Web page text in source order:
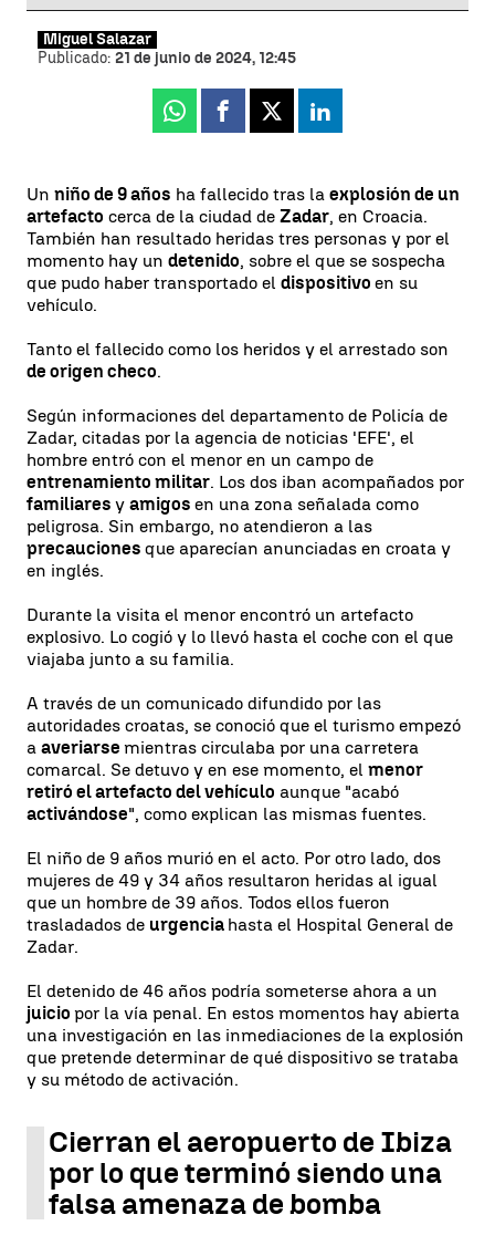
Miguel Salazar
Publicado: 21 de junio de 2024, 12:45
Whatsapp
Facebook
X Linkedin
Un niño de 9 años ha fallecido tras la explosión de un
artefacto cerca de la ciudad de Zadar, en Croacia.
También han resultado heridas tres personas y por el
momento hay un detenido, sobre el que se sospecha
que pudo haber transportado el dispositivo en su
vehículo.
Tanto el fallecido como los heridos y el arrestado son
de origen checo.
Según informaciones del departamento de Policía de
Zadar, citadas por la agencia de noticias 'EFE', el
hombre entró con el menor en un campo de
entrenamiento militar. Los dos iban acompañados por
familiares y amigos en una zona señalada como
peligrosa. Sin embargo, no atendieron a las
precauciones que aparecían anunciadas en croata y
en inglés.
Durante la visita el menor encontró un artefacto
explosivo. Lo cogió y lo llevó hasta el coche con el que
viajaba junto a su familia.
A través de un comunicado difundido por las
autoridades croatas, se conoció que el turismo empezó
a averiarse mientras circulaba por una carretera
comarcal. Se detuvo y en ese momento, el menor
retiró el artefacto del vehículo aunque "acabó
activándose", como explican las mismas fuentes.
El niño de 9 años murió en el acto. Por otro lado, dos
mujeres de 49 y 34 años resultaron heridas al igual
que un hombre de 39 años. Todos ellos fueron
trasladados de urgencia hasta el Hospital General de
Zadar.
El detenido de 46 años podría someterse ahora a un
juicio por la vía penal. En estos momentos hay abierta
una investigación en las inmediaciones de la explosión
que pretende determinar de qué dispositivo se trataba
y su método de activación.
Cierran el aeropuerto de Ibiza
por lo que terminó siendo una
falsa amenaza de bomba